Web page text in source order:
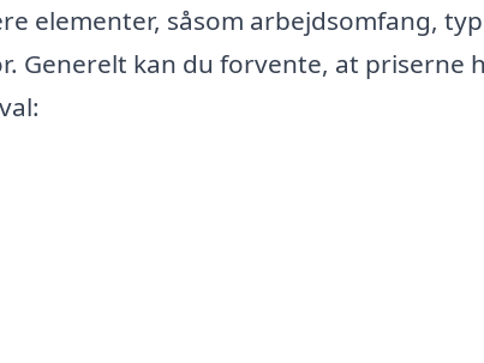
elementer, såsom arbejdsomfang,
Generelt kan du forvente, at priserne